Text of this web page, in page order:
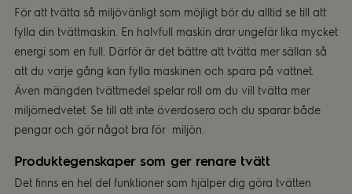
För att tvätta så miljövänligt som möjligt bör du alltid se till att
fylla din tvättmaskin. En halvfull maskin drar ungefär lika mycket
energi som en full. Därför är det bättre att tvätta mer sällan så
att du varje gång kan fylla maskinen och spara på vattnet.
Även mängden tvättmedel spelar roll om du vill tvätta mer
miljömedvetet. Se till att inte överdosera och du sparar både
pengar och gör något bra för miljön.
Produktegenskaper som ger renare tvätt
Det finns en hel del funktioner som hjälper dig göra tvätten